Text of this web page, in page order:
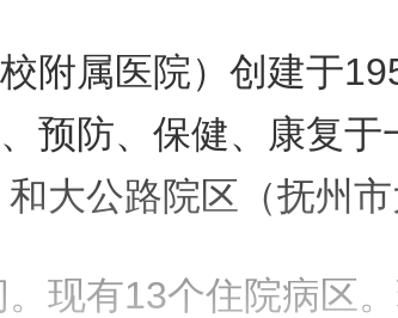
附属医院）创建于
预防、保健、康复
大公路院区（抚州市
现有13个住院病区